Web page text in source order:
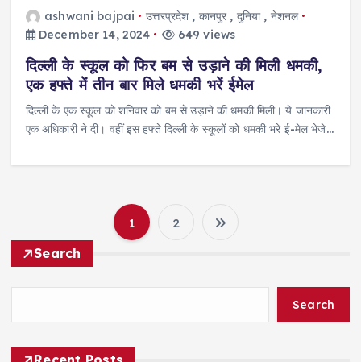
ashwani bajpai उत्तरप्रदेश , कानपुर , दुनिया, नेशनल
December 14, 2024
649 views
दिल्ली के स्कूल को फिर बम से उड़ाने की मिली धमकी,
एक हफ्ते में तीन बार मिले धमकी भरें ईमेल
दिल्ली के एक स्कूल को शनिवार को बम से उड़ाने की धमकी मिली। ये जानकारी
एक अधिकारी ने दी। वहीं इस हफ्ते दिल्ली के स्कूलों को धमकी भरे ई-मेल भेजे…
P
o
s
1 2
Search
Search